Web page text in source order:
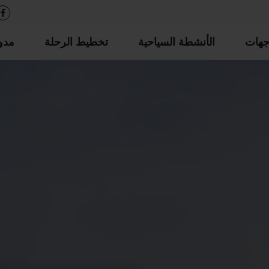
الأنشطة السياحية تخطيط الرحلة